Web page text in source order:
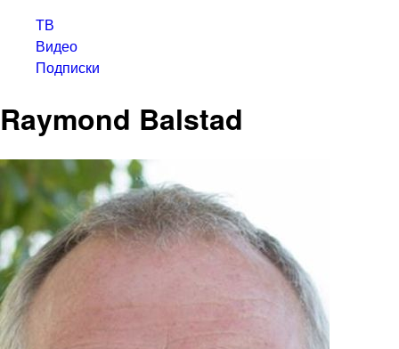
ТВ
Видео
Подписки
Raymond Balstad